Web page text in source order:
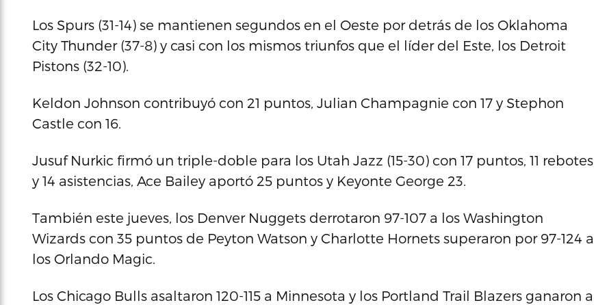
Los Spurs (31-14) se mantienen segundos en el Oeste por detrás de los Oklahoma
City Thunder (37-8) y casi con los mismos triunfos que el líder del Este, los Detroit
Pistons (32-10).
Keldon Johnson contribuyó con 21 puntos, Julian Champagnie con 17 y Stephon
Castle con 16.
Jusuf Nurkic firmó un triple-doble para los Utah Jazz (15-30) con 17 puntos, 11 rebotes
y 14 asistencias, Ace Bailey aportó 25 puntos y Keyonte George 23.
También este jueves, los Denver Nuggets derrotaron 97-107 a los Washington
Wizards con 35 puntos de Peyton Watson y Charlotte Hornets superaron por 97-124 a
los Orlando Magic.
Los Chicago Bulls asaltaron 120-115 a Minnesota y los Portland Trail Blazers ganaron a